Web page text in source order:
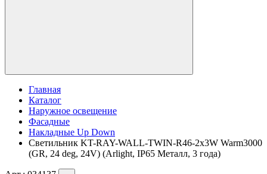
Главная
Каталог
Наружное освещение
Фасадные
Накладные Up Down
Светильник KT-RAY-WALL-TWIN-R46-2x3W Warm3000
(GR, 24 deg, 24V) (Arlight, IP65 Металл, 3 года)